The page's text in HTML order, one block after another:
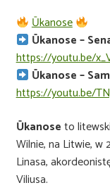
Ūkanose
Ūkanose –
https://youtu.be/
Ūkanose –
https://youtu.be/
Ūkanoseto
Wilnie, na Litwie, w
Linasa,
Viliusa.